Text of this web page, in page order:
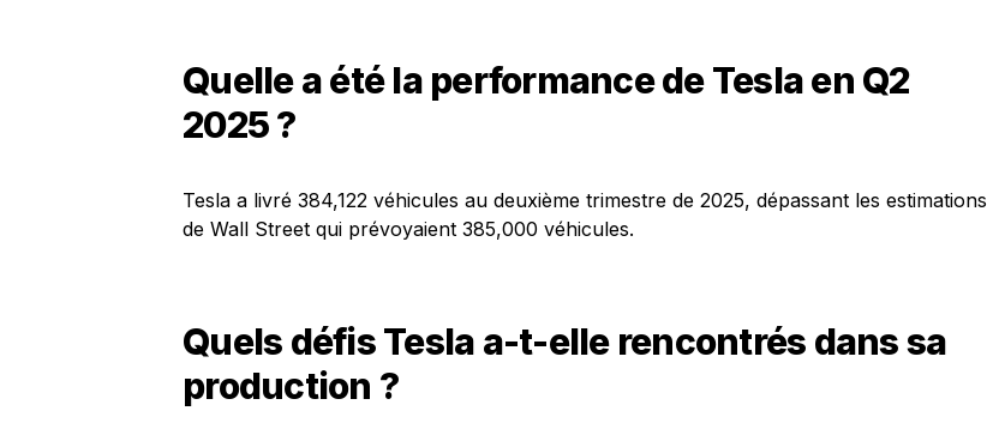
Quelle a été la performance de Tesla en Q2
2025 ?
Tesla a livré 384,122 véhicules au deuxième trimestre de 2025, dépassant les estimations
de Wall Street qui prévoyaient 385,000 véhicules.
Quels défis Tesla a-t-elle rencontrés dans sa
production ?